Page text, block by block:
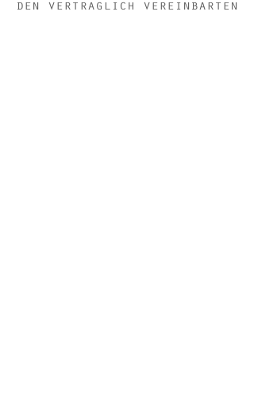
den vertraglich vereinbarten